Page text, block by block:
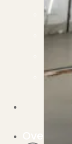
Vraagt
Wil jij
Alle
Bekijk
Over